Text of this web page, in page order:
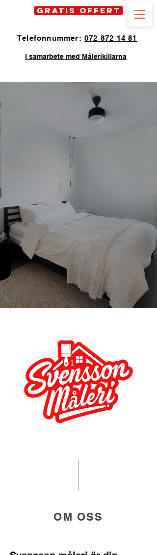
Gratis offert
Telefonnummer: 072 872 14 81
I samarbete med Målerikillarna
OM OSS